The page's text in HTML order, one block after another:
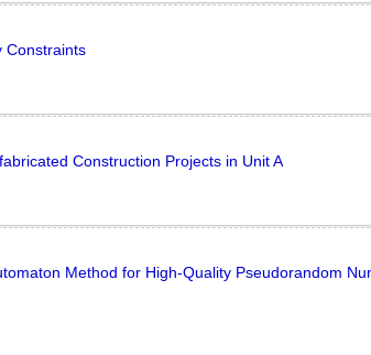
Constraints
Construction Projects in Unit A
Method for High-Quality Pseudorandom